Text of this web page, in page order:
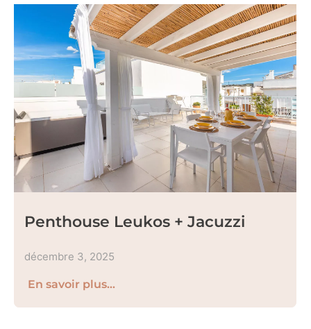
Penthouse Leukos + Jacuzzi
décembre 3, 2025
En savoir plus...